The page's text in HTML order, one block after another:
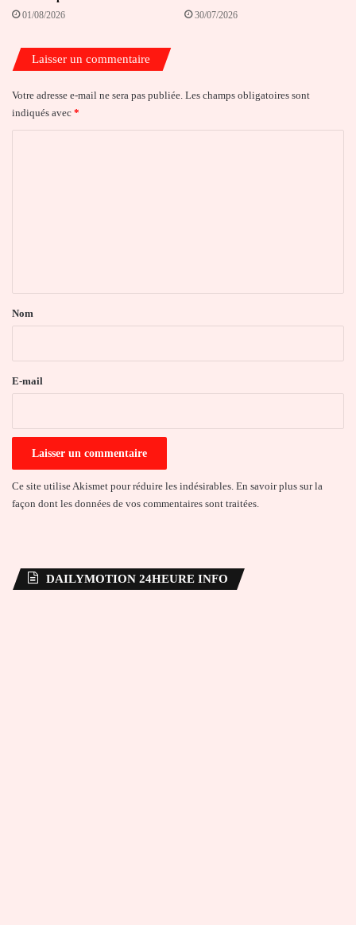
01/08/2026 30/07/2026
Laisser un commentaire
Votre adresse e-mail ne sera pas publiée. Les champs obligatoires sont
indiqués avec *
a
e
Nom
E-mail
Ce site utilise Akismet pour réduire les indésirables. En savoir plus sur la
façon dont les données de vos commentaires sont traitées.
DAILYMOTION 24HEURE INFO